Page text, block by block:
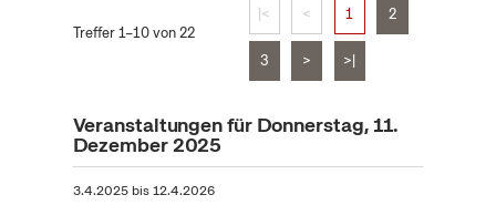
Treffer 1–10 von 22
|< < 1 2
3 > >|
Veranstaltungen für Donnerstag, 11.
Dezember 2025
3.4.2025bis12.4.2026